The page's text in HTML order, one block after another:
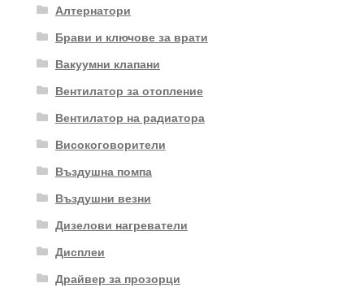
Алтернатори
Брави и ключове за врати
Вакуумни клапани
Вентилатор за отопление
Вентилатор на радиатора
Високоговорители
Въздушна помпа
Въздушни везни
Дизелови нагреватели
Дисплеи
Драйвер за прозорци